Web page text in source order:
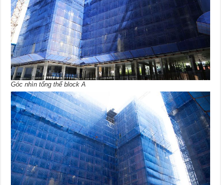
Góc nhìn tổng thể block A